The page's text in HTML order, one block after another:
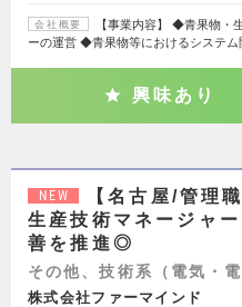
会社概要
【事業内容】 ◆青果物・
ーの運営 ◆青果物等におけるシステム
興味あり
NEW
【名古屋/管理
生産技術マネージャ
善を推進◎
その他、技術系（電気・電
株式会社ファーマインド